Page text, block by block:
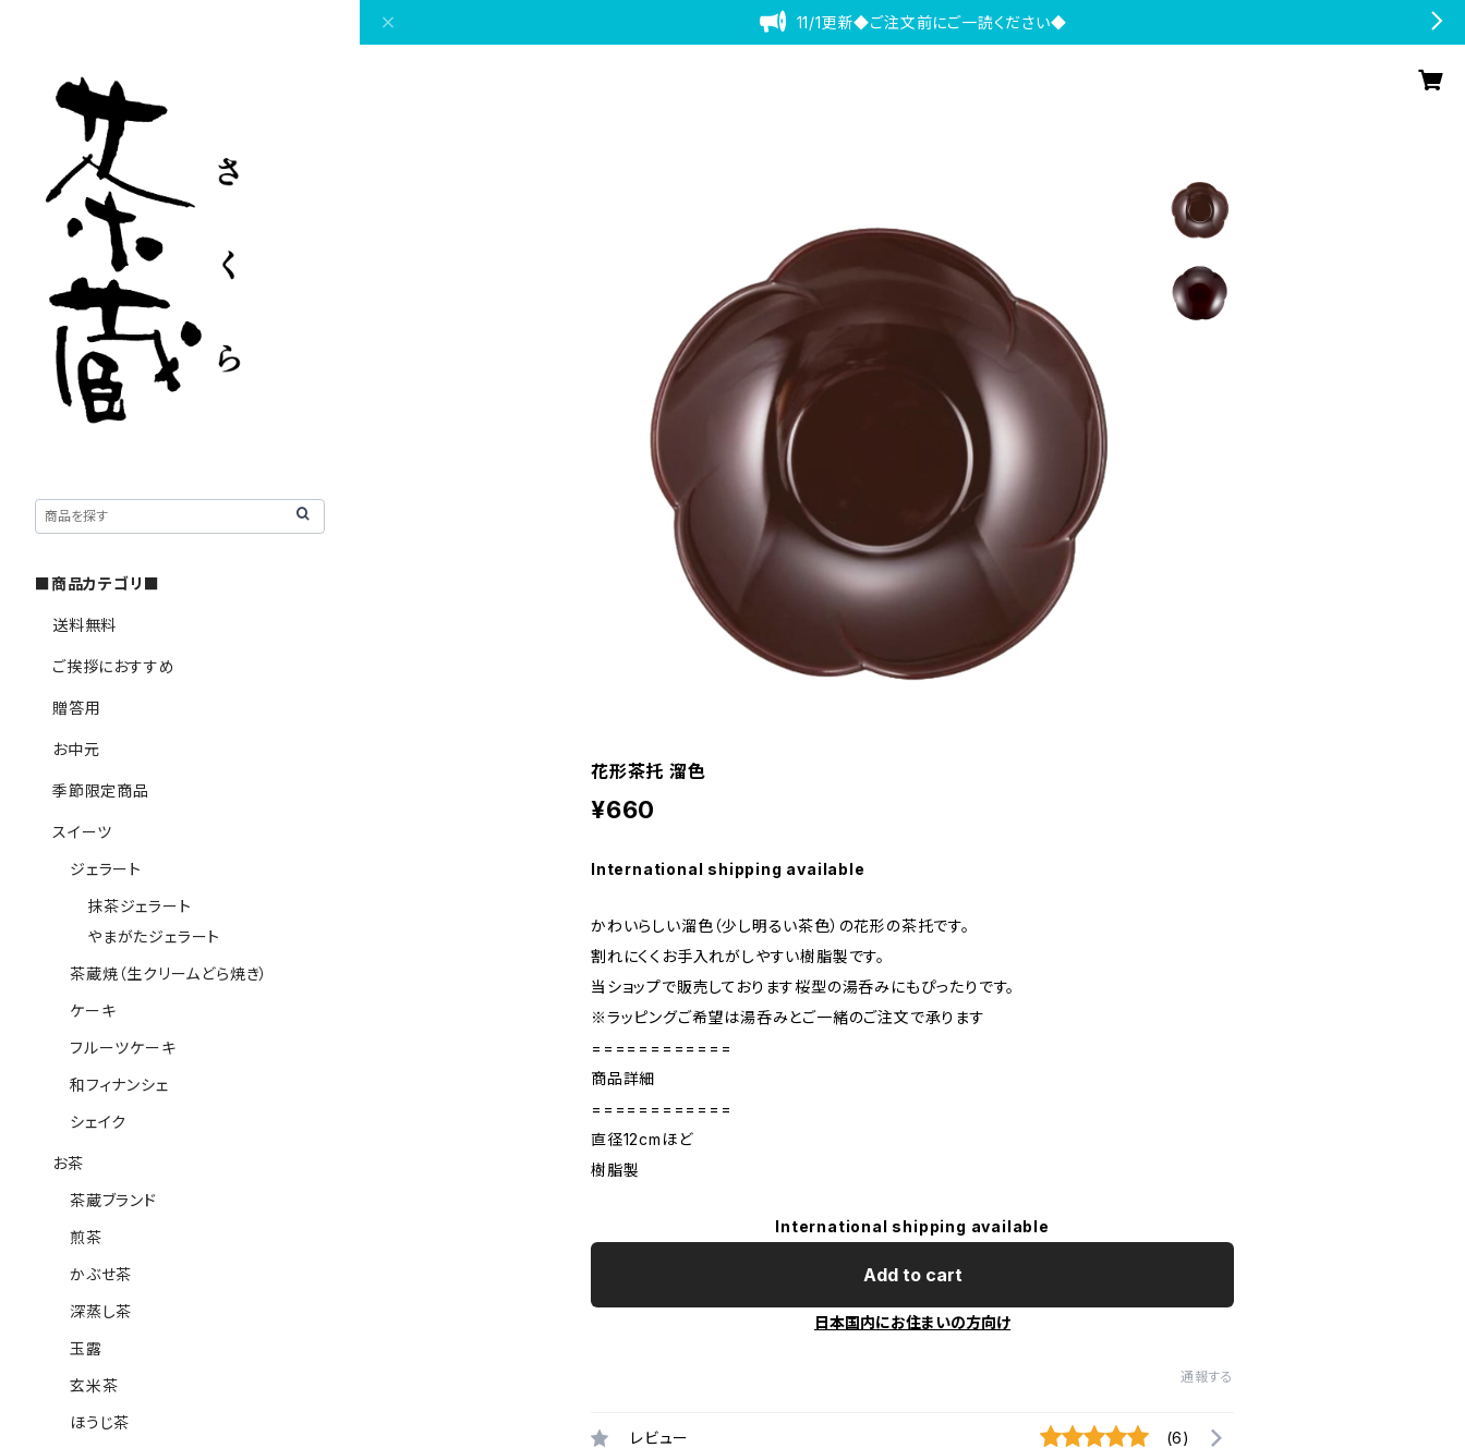
11/1更新◆ご注文前にご一読ください◆
花形茶托 溜色
¥660
International shipping available
かわいらしい溜色（少し明るい茶色）の花形の茶托です。
割れにくくお手入れがしやすい樹脂製です。
当ショップで販売しております桜型の湯呑みにもぴったりです。
※ラッピングご希望は湯呑みとご一緒のご注文で承ります
============
商品詳細
============
直径12cmほど
樹脂製
International shipping available
Add to cart
日本国内にお住まいの方向け
通報する
レビュー (6)
■商品カテゴリ■
送料無料
ご挨拶におすすめ
贈答用
お中元
季節限定商品
スイーツ
ジェラート
抹茶ジェラート
やまがたジェラート
茶蔵焼（生クリームどら焼き）
ケーキ
フルーツケーキ
和フィナンシェ
シェイク
お茶
茶蔵ブランド
煎茶
かぶせ茶
深蒸し茶
玉露
玄米茶
ほうじ茶